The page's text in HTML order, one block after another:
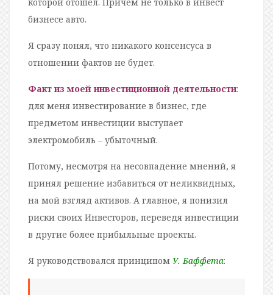
бизнесе авто.
Я сразу понял, что никакого консенсуса в
отношении фактов не будет.
Факт из моей инвестиционной деятельности:
для меня инвестирование в бизнес, где
предметом инвестиции выступает
электромобиль – убыточный.
Потому, несмотря на несовпадение мнений, я
принял решение избавиться от неликвидных,
на мой взгляд активов. А главное, я понизил
риски своих Инвесторов, переведя инвестиции
в другие более прибыльные проекты.
Я руководствовался принципом У. Баффета: